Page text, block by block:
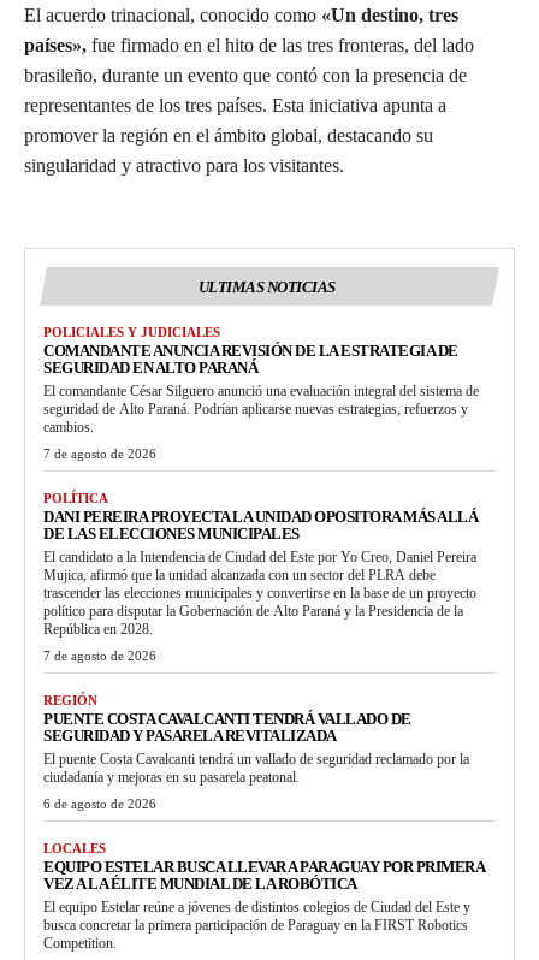
El acuerdo trinacional, conocido como «Un destino, tres
países», fue firmado en el hito de las tres fronteras, del lado
brasileño, durante un evento que contó con la presencia de
representantes de los tres países. Esta iniciativa apunta a
promover la región en el ámbito global, destacando su
singularidad y atractivo para los visitantes.
ULTIMAS NOTICIAS
POLICIALES Y JUDICIALES
COMANDANTE ANUNCIA REVISIÓN DE LA ESTRATEGIA DE
SEGURIDAD EN ALTO PARANÁ
El comandante César Silguero anunció una evaluación integral del sistema de
seguridad de Alto Paraná. Podrían aplicarse nuevas estrategias, refuerzos y
cambios.
7 de agosto de 2026
POLÍTICA
DANI PEREIRA PROYECTA LA UNIDAD OPOSITORA MÁS ALLÁ
DE LAS ELECCIONES MUNICIPALES
El candidato a la Intendencia de Ciudad del Este por Yo Creo, Daniel Pereira
Mujica, afirmó que la unidad alcanzada con un sector del PLRA debe
trascender las elecciones municipales y convertirse en la base de un proyecto
político para disputar la Gobernación de Alto Paraná y la Presidencia de la
República en 2028.
7 de agosto de 2026
REGIÓN
PUENTE COSTA CAVALCANTI TENDRÁ VALLADO DE
SEGURIDAD Y PASARELA REVITALIZADA
El puente Costa Cavalcanti tendrá un vallado de seguridad reclamado por la
ciudadanía y mejoras en su pasarela peatonal.
6 de agosto de 2026
LOCALES
EQUIPO ESTELAR BUSCA LLEVAR A PARAGUAY POR PRIMERA
VEZ A LA ÉLITE MUNDIAL DE LA ROBÓTICA
El equipo Estelar reúne a jóvenes de distintos colegios de Ciudad del Este y
busca concretar la primera participación de Paraguay en la FIRST Robotics
Competition.